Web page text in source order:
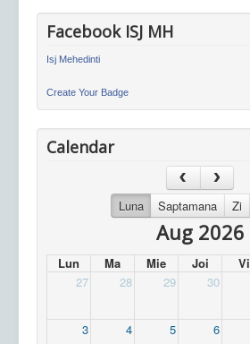
Facebook ISJ MH
Isj Mehedinti
Create Your Badge
Calendar
Luna Saptamana Zi
Aug 2026
Lun Ma Mie Joi Vi
27
28 29 30
3 4 5 6